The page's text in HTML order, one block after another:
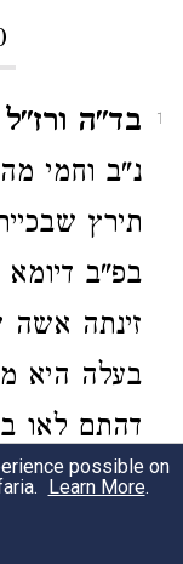
1
בד"ה
נ"ב וחמי
תירץ
בפ"ב
זינתה
בעלה היא
דהתם לאו
דאל"כ אם
בבית
possible on
Learn More.